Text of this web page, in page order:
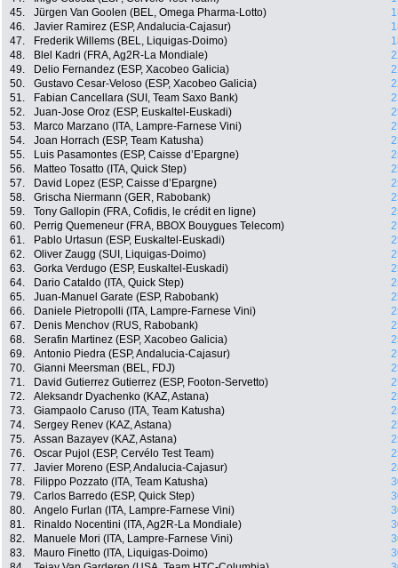
45.
Jürgen Van Goolen (BEL, Omega Pharma-Lotto)
46.
Javier Ramirez (ESP, Andalucia-Cajasur)
47.
Frederik Willems (BEL, Liquigas-Doimo)
48.
Blel Kadri (FRA, Ag2R-La Mondiale)
49.
Delio Fernandez (ESP, Xacobeo Galicia)
50.
Gustavo Cesar-Veloso (ESP, Xacobeo Galicia)
51.
Fabian Cancellara (SUI, Team Saxo Bank)
52.
Juan-Jose Oroz (ESP, Euskaltel-Euskadi)
53.
Marco Marzano (ITA, Lampre-Farnese Vini)
54.
Joan Horrach (ESP, Team Katusha)
55.
Luis Pasamontes (ESP, Caisse d’Epargne)
56.
Matteo Tosatto (ITA, Quick Step)
57.
David Lopez (ESP, Caisse d’Epargne)
58.
Grischa Niermann (GER, Rabobank)
59.
Tony Gallopin (FRA, Cofidis, le crédit en ligne)
60.
Perrig Quemeneur (FRA, BBOX Bouygues Telecom)
61.
Pablo Urtasun (ESP, Euskaltel-Euskadi)
62.
Oliver Zaugg (SUI, Liquigas-Doimo)
63.
Gorka Verdugo (ESP, Euskaltel-Euskadi)
64.
Dario Cataldo (ITA, Quick Step)
65.
Juan-Manuel Garate (ESP, Rabobank)
66.
Daniele Pietropolli (ITA, Lampre-Farnese Vini)
67.
Denis Menchov (RUS, Rabobank)
68.
Serafin Martinez (ESP, Xacobeo Galicia)
69.
Antonio Piedra (ESP, Andalucia-Cajasur)
70.
Gianni Meersman (BEL, FDJ)
71.
David Gutierrez Gutierrez (ESP, Footon-Servetto)
72.
Aleksandr Dyachenko (KAZ, Astana)
73.
Giampaolo Caruso (ITA, Team Katusha)
74.
Sergey Renev (KAZ, Astana)
75.
Assan Bazayev (KAZ, Astana)
76.
Oscar Pujol (ESP, Cervélo Test Team)
77.
Javier Moreno (ESP, Andalucia-Cajasur)
78.
Filippo Pozzato (ITA, Team Katusha)
79.
Carlos Barredo (ESP, Quick Step)
80.
Angelo Furlan (ITA, Lampre-Farnese Vini)
81.
Rinaldo Nocentini (ITA, Ag2R-La Mondiale)
82.
Manuele Mori (ITA, Lampre-Farnese Vini)
83.
Mauro Finetto (ITA, Liquigas-Doimo)